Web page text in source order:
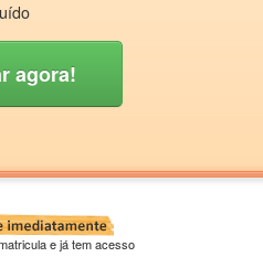
agora!
e já tem acesso